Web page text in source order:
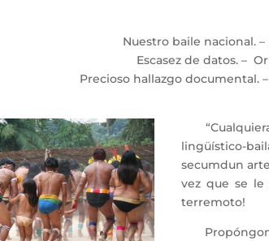
Nuestro baile nacional. –
Escasez de datos. –
Precioso hallazgo documental.
“Cualquiera
lingüístico-
secumdun
vez que se le
terremoto!